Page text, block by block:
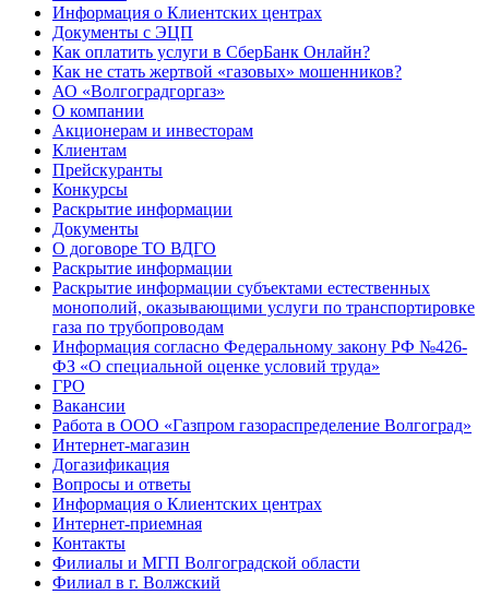
Информация о Клиентских центрах
Документы с ЭЦП
Как оплатить услуги в СберБанк Онлайн?
Как не стать жертвой «газовых» мошенников?
АО «Волгоградгоргаз»
О компании
Акционерам и инвесторам
Клиентам
Прейскуранты
Конкурсы
Раскрытие информации
Документы
О договоре ТО ВДГО
Раскрытие информации
Раскрытие информации субъектами естественных
монополий, оказывающими услуги по транспортировке
газа по трубопроводам
Информация согласно Федеральному закону РФ №426-
ФЗ «О специальной оценке условий труда»
ГРО
Вакансии
Работа в ООО «Газпром газораспределение Волгоград»
Интернет-магазин
Догазификация
Вопросы и ответы
Информация о Клиентских центрах
Интернет-приемная
Контакты
Филиалы и МГП Волгоградской области
Филиал в г. Волжский